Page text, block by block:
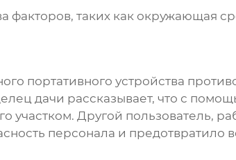
факторов, таких как окружающая
портативного устройства
дачи рассказывает, что с
участком. Другой пользователь,
персонала и предотвратило